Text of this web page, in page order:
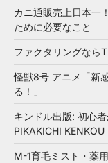
カニ通販売上日本一
ために必要なこと
ファクタリングなら
怪獣8号 アニメ「新
る！」
キンドル出版: 初心
PIKAKICHI KENKOU
M-1育毛ミスト・薬